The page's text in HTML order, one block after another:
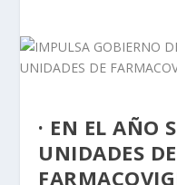
· EN EL AÑO
UNIDADES DE